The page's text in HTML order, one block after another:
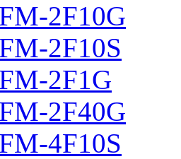
2F10G
2F10S
2F1G
2F40G
4F10S